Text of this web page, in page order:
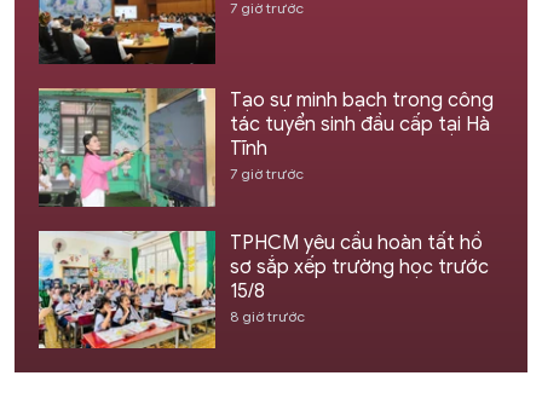
7 giờ trước
Tạo sự minh bạch trong công
tác tuyển sinh đầu cấp tại Hà
Tĩnh
7 giờ trước
TPHCM yêu cầu hoàn tất hồ
sơ sắp xếp trường học trước
15/8
8 giờ trước